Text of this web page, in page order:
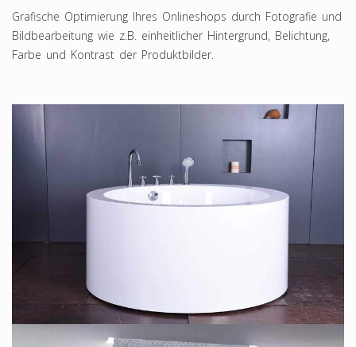
Grafische Optimierung Ihres Onlineshops durch Fotografie und
Bildbearbeitung wie z.B. einheitlicher Hintergrund, Belichtung,
Farbe und Kontrast der Produktbilder.